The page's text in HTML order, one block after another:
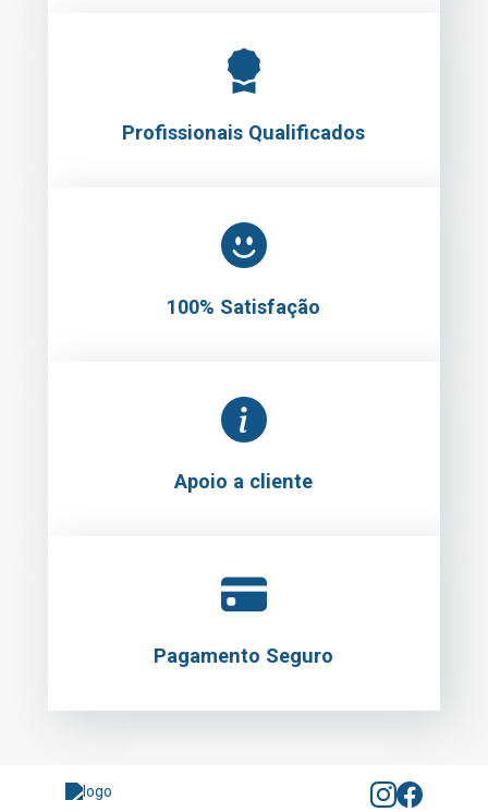
Profissionais Qualificados
100% Satisfação
Apoio a cliente
Pagamento Seguro